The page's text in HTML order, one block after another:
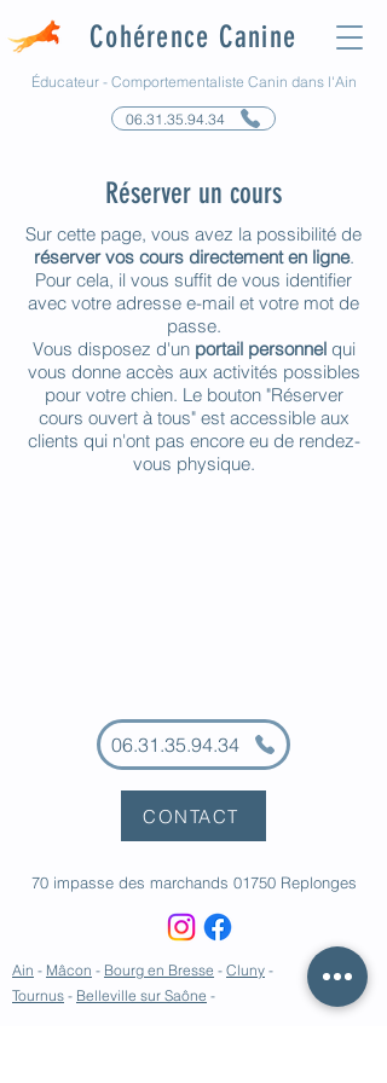
Cohérence Canine
Éducateur - Comportementaliste Canin dans l'Ain
06.31.35.94.34
Réserver un cours
Sur cette page, vous avez la possibilité de
réserver vos cours directement en ligne.
Pour cela, il vous suffit de vous identifier
avec votre adresse e-mail et votre mot de
passe.
Vous disposez d'un portail personnelqui
vous donne accès aux activités possibles
pour votre chien. Le bouton "Réserver
cours ouvert à tous" est accessible aux
clients qui n'ont pas encore eu de rendez-
vous physique.
06.31.35.94.34
CONTACT
70 impasse des marchands 01750 Replonges
Ain - Mâcon - Bourg en Bresse - Cluny -
Tournus - Belleville sur Saône -